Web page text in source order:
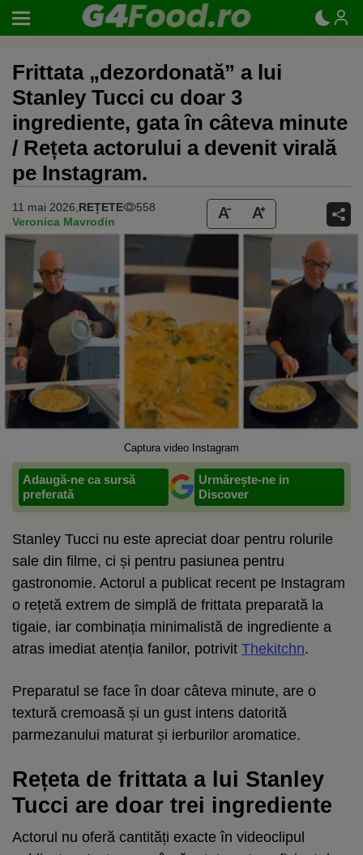
Frittata „dezordonată” a lui
Stanley Tucci cu doar 3
ingrediente, gata în câteva minute
/ Rețeta actorului a devenit virală
pe Instagram.
11 mai 2026, REȚETE
558
Veronica Mavrodin
Captura video Instagram
Adaugă-ne ca sursă
preferată
Urmărește-ne in
Discover
Stanley Tucci nu este apreciat doar pentru rolurile
sale din filme, ci și pentru pasiunea pentru
gastronomie. Actorul a publicat recent pe Instagram
o rețetă extrem de simplă de frittata preparată la
tigaie, iar combinația minimalistă de ingrediente a
atras imediat atenția fanilor, potrivit Thekitchn.
Preparatul se face în doar câteva minute, are o
textură cremoasă și un gust intens datorită
parmezanului maturat și ierburilor aromatice.
Rețeta de frittata a lui Stanley
Tucci are doar trei ingrediente
Actorul nu oferă cantități exacte în videoclipul